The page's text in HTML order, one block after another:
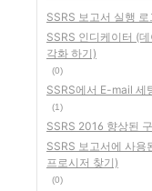
SSRS 보고서 실행
SSRS 인디케이터 (
각화 하기)
(0)
SSRS에서 E-mail 세
(1)
SSRS 2016 향상된
SSRS 보고서에 사용
프로시저 찾기)
(0)